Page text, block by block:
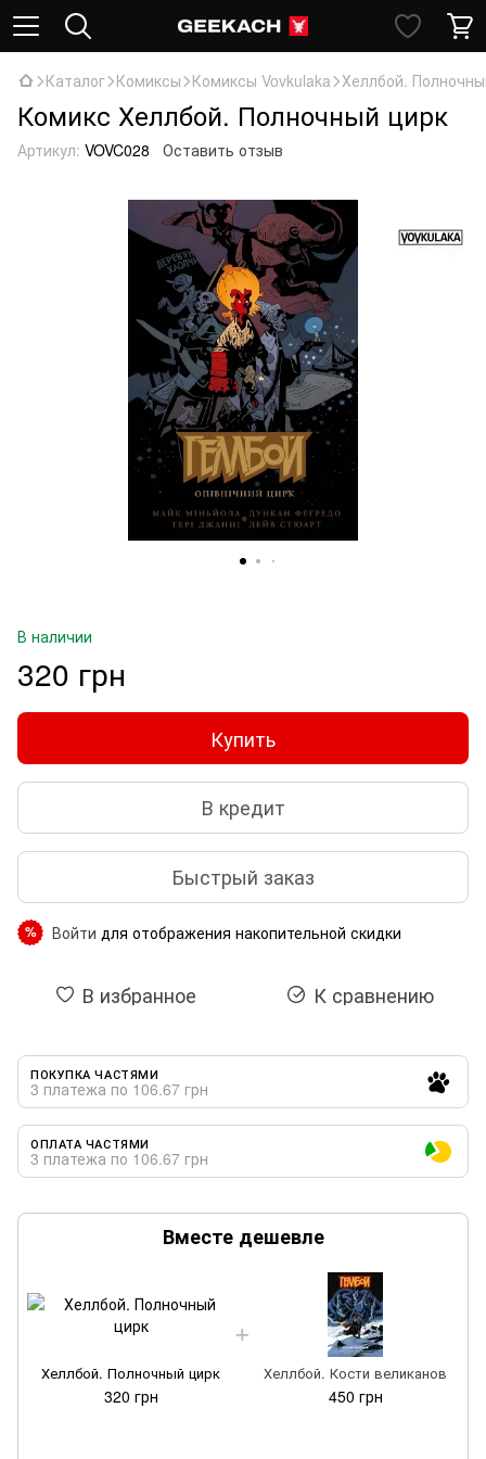
Каталог Комиксы Комиксы Vovkulaka Хеллбой.
Комикс Хеллбой. Полночный цирк
Артикул: VOVC028 Оставить отзыв
В наличии
320 грн
Купить
В кредит
Быстрый заказ
% Войти для отображения накопительной скидки
В избранное К сравнению
ПОКУПКА ЧАСТЯМИ
3 платежа по 106.67 грн
ОПЛАТА ЧАСТЯМИ
3 платежа по 106.67 грн
Вместе дешевле
Хеллбой. Полночный цирк
320 грн
Хеллбой. Кости великанов
450 грн